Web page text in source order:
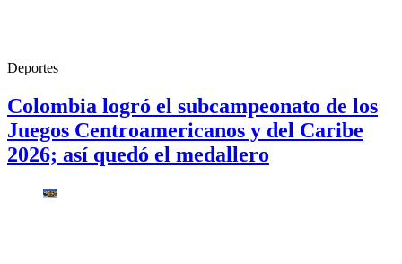
Deportes
Colombia logró el subcampeonato de los
Juegos Centroamericanos y del Caribe
2026; así quedó el medallero